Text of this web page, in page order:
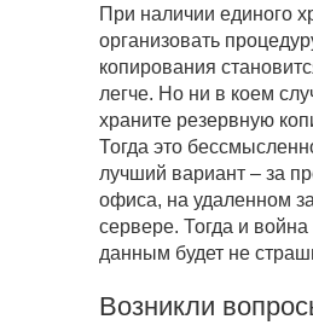
При наличии единого
организовать
копирования
легче. Но ни в коем
храните резервную
Тогда это
лучший вариант – за
офиса, на удаленном
сервере. Тогда и
данным будет не
Возникли